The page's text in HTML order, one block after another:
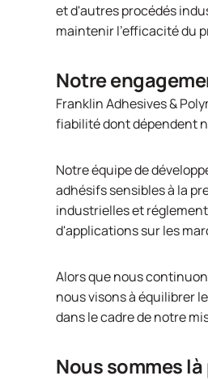
et d'autres procédés
maintenir l'efficacité du
Notre
Franklin Adhesives &
fiabilité dont dépendent
Notre équipe de
adhésifs sensibles à la
industrielles et
d'applications sur les
Alors que nous
nous visons à équilibrer
dans le cadre de notre
Nous sommes